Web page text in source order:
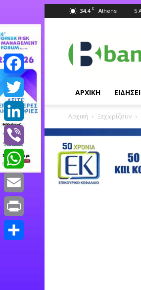
34.4 C Athens 5
ΑΡΧΙΚΗ
Αρχική Ξεχωρίζουν
Facebook
Twitter
LinkedIn
Viber
WhatsApp
Email
Print